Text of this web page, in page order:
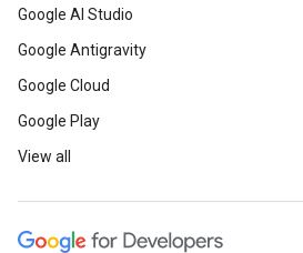
Google AI Studio
Google Antigravity
Google Cloud
Google Play
View all